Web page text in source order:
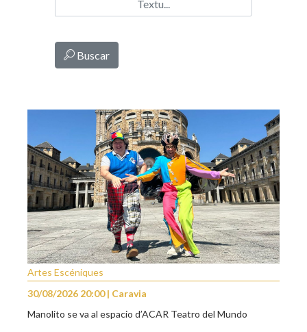
Buscar
Artes Escéniques
30/08/2026 20:00 | Caravia
Manolito se va al espacio d’ACAR Teatro del Mundo